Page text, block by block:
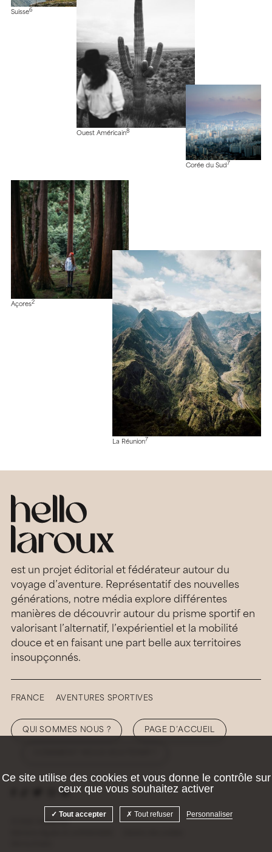
Suisse6
Ouest Américain8
Corée du Sud 7
Açores2
La Réunion7
est un projet éditorial et fédérateur autour du
voyage d’aventure. Représentatif des nouvelles
générations, notre média explore différentes
manières de découvrir autour du prisme sportif en
valorisant l’alternatif, l’expérientiel et la mobilité
douce et en faisant une part belle aux territoires
insoupçonnés.
FRANCE AVENTURES SPORTIVES
QUI SOMMES NOUS ? PAGE D’ACCUEIL
© 2026 Hellolaroux
Ce site utilise des cookies et vous donne le contrôle sur
ceux que vous souhaitez activer
Tout accepter Tout refuser Personnaliser